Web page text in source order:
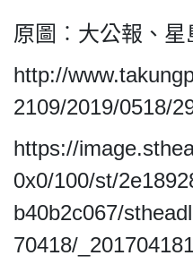
All
rights
reserved.
原圖︰大公報、星
http://
2109/2019/0518/
https://
0x0/100/st/
b40b2c067/
70418/